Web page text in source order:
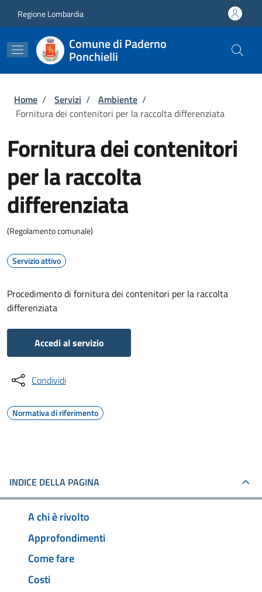
Regione Lombardia
Comune di Paderno
Ponchielli
Briciole di pane
Home / Servizi / Ambiente /
Fornitura dei contenitori per la raccolta differenziata
Fornitura dei contenitori
per la raccolta
differenziata
(Regolamento comunale)
Servizio attivo
Procedimento di fornitura dei contenitori per la raccolta
differenziata
Accedi al servizio
Condividi
Normativa di riferimento
INDICE DELLA PAGINA
A chi è rivolto
Approfondimenti
Come fare
Costi